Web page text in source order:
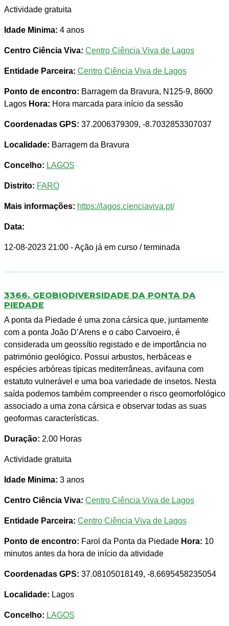
Actividade gratuita
Idade Minima: 4 anos
Centro Ciência Viva: Centro Ciência Viva de Lagos
Entidade Parceira: Centro Ciência Viva de Lagos
Ponto de encontro: Barragem da Bravura, N125-9, 8600
Lagos Hora: Hora marcada para início da sessão
Coordenadas GPS: 37.2006379309, -8.7032853307037
Localidade: Barragem da Bravura
Concelho: LAGOS
Distrito: FARO
Mais informações: https://lagos.cienciaviva.pt/
Data:
12-08-2023 21:00 - Ação já em curso / terminada
3366. GEOBIODIVERSIDADE DA PONTA DA
PIEDADE
A ponta da Piedade é uma zona cársica que, juntamente
com a ponta João D’Arens e o cabo Carvoeiro, é
considerada um geossítio registado e de importância no
património geológico. Possui arbustos, herbáceas e
espécies arbóreas típicas mediterrâneas, avifauna com
estatuto vulnerável e uma boa variedade de insetos. Nesta
saída podemos também compreender o risco geomorfológico
associado a uma zona cársica e observar todas as suas
geoformas características.
Duração: 2.00 Horas
Actividade gratuita
Idade Minima: 3 anos
Centro Ciência Viva: Centro Ciência Viva de Lagos
Entidade Parceira: Centro Ciência Viva de Lagos
Ponto de encontro: Farol da Ponta da Piedade Hora: 10
minutos antes da hora de início da atividade
Coordenadas GPS: 37.08105018149, -8.6695458235054
Localidade: Lagos
Concelho: LAGOS